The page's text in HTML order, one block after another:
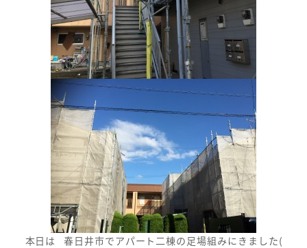
本日は 春日井市でアパート二棟の足場組みにきました(